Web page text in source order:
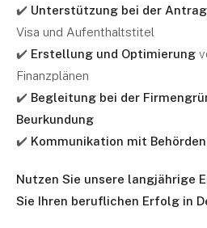
✔️ Unterstützung bei der
Visa und Aufenthaltstitel
✔️ Erstellung und Optimierung
Finanzplänen
✔️ Begleitung bei der
Beurkundung
✔️ Kommunikation mit
Nutzen Sie unsere langjährige
Sie Ihren beruflichen Erfolg in